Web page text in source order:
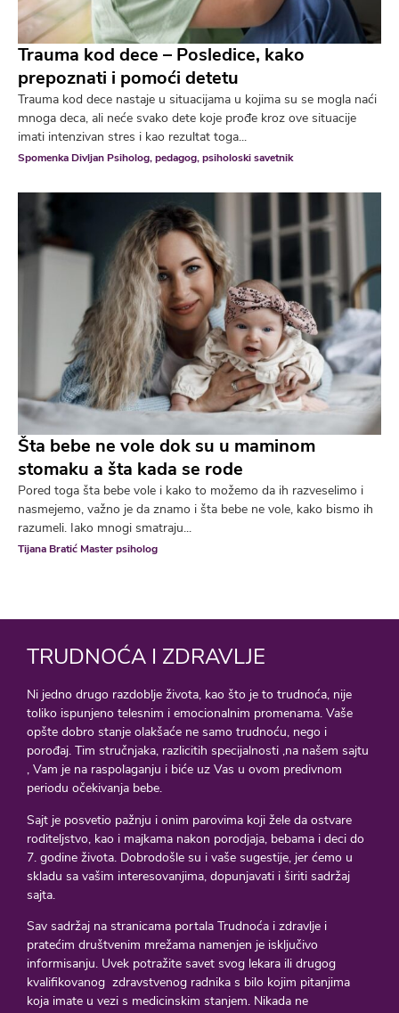
Trauma kod dece – Posledice, kako
prepoznati i pomoći detetu
Trauma kod dece nastaje u situacijama u kojima su se mogla naći
mnoga deca, ali neće svako dete koje prođe kroz ove situacije
imati intenzivan stres i kao rezultat toga...
Spomenka Divljan Psiholog, pedagog, psiholoski savetnik
Šta bebe ne vole dok su u maminom
stomaku a šta kada se rode
Pored toga šta bebe vole i kako to možemo da ih razveselimo i
nasmejemo, važno je da znamo i šta bebe ne vole, kako bismo ih
razumeli. Iako mnogi smatraju...
Tijana Bratić Master psiholog
TRUDNOĆA I ZDRAVLJE
Ni jedno drugo razdoblje života, kao što je to trudnoća, nije
toliko ispunjeno telesnim i emocionalnim promenama. Vaše
opšte dobro stanje olakšaće ne samo trudnoću, nego i
porođaj. Tim stručnjaka, razlicitih specijalnosti ,na našem sajtu
, Vam je na raspolaganju i biće uz Vas u ovom predivnom
periodu očekivanja bebe.
Sajt je posvetio pažnju i onim parovima koji žele da ostvare
roditeljstvo, kao i majkama nakon porodjaja, bebama i deci do
7. godine života. Dobrodošle su i vaše sugestije, jer ćemo u
skladu sa vašim interesovanjima, dopunjavati i širiti sadržaj
sajta.
Sav sadržaj na stranicama portala Trudnoća i zdravlje i
pratećim društvenim mrežama namenjen je isključivo
informisanju. Uvek potražite savet svog lekara ili drugog
kvalifikovanog zdravstvenog radnika s bilo kojim pitanjima
koja imate u vezi s medicinskim stanjem. Nikada ne